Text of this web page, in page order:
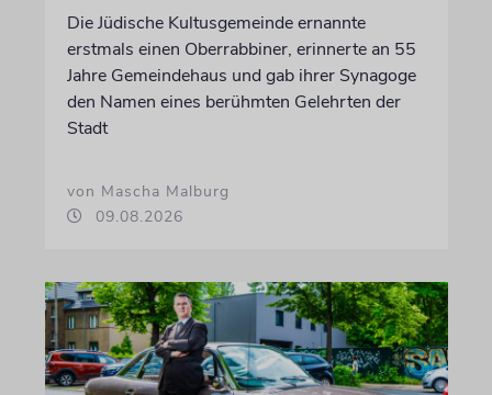
Die Jüdische Kultusgemeinde ernannte
erstmals einen Oberrabbiner, erinnerte an 55
Jahre Gemeindehaus und gab ihrer Synagoge
den Namen eines berühmten Gelehrten der
Stadt
von Mascha Malburg
09.08.2026